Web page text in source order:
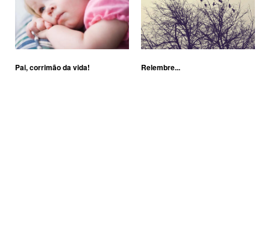
Pai, corrimão da vida! Relembre...